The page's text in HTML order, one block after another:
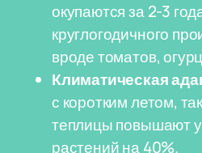
окупаются за 2-3
круглогодичного
вроде томатов,
Климатическая
с коротким летом,
теплицы повышают
растений на 40%.